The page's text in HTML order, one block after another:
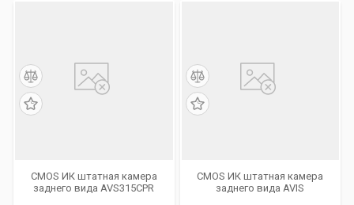
CMOS ИК штатная камера
заднего вида AVS315CPR
CMOS ИК штатная камера
заднего вида AVIS